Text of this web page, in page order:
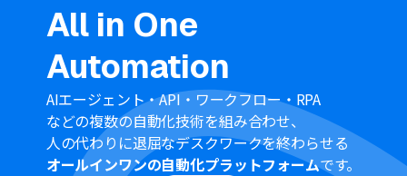
注意事項
kintone、Googleドキュメント、Discordのそれぞれと
Yoomを連携してください。
All in One
Automation
AIエージェント・API・ワークフロー・RPA
などの複数の自動化技術を組み合わせ、
人の代わりに退屈なデスクワークを終わらせる
オールインワンの自動化プラットフォームです。